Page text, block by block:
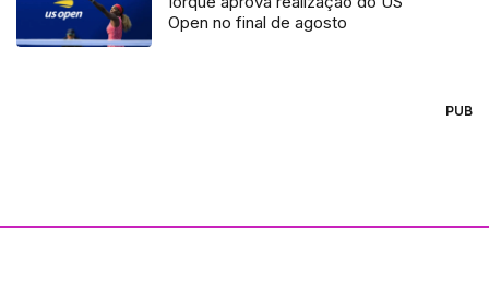
Open no final de agosto
PUB